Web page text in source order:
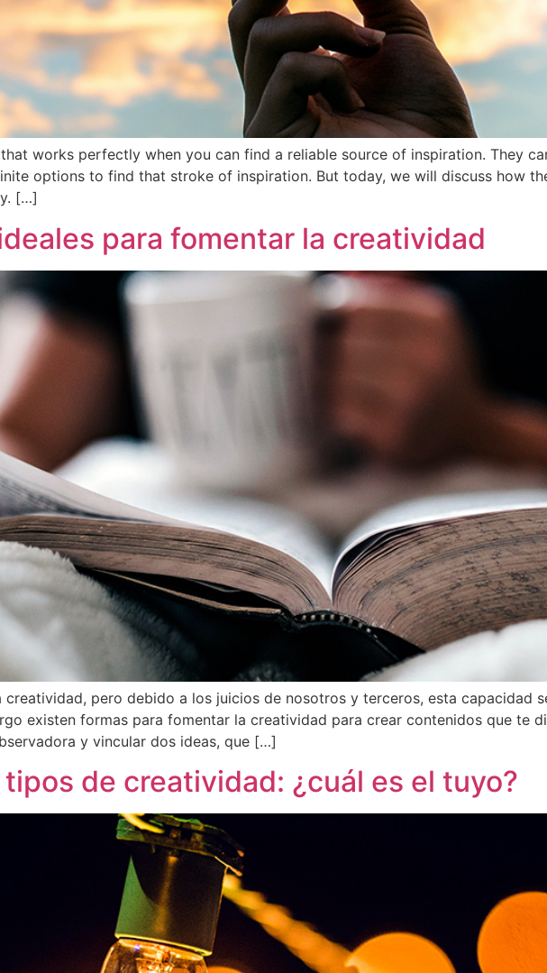
works perfectly when you can find a reliable source of inspiration. They
options to find that stroke of inspiration. But today, we will discuss how
[…]
para fomentar la creatividad
creatividad, pero debido a los juicios de nosotros y terceros, esta capacidad
existen formas para fomentar la creatividad para crear contenidos que te
y vincular dos ideas, que […]
de creatividad: ¿cuál es el tuyo?